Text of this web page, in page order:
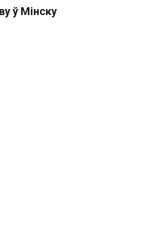
ў Мінску